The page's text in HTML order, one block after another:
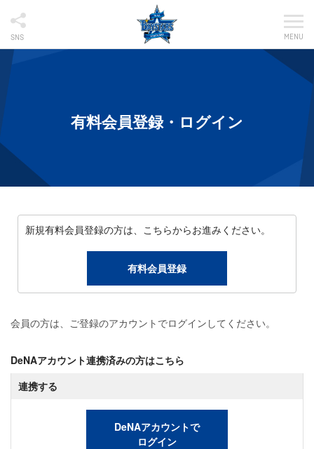
SNS MENU
有料会員登録・ログイン
新規有料会員登録の方は、こちらからお進みください。
有料会員登録
会員の方は、ご登録のアカウントでログインしてください。
DeNAアカウント連携済みの方はこちら
連携する
DeNAアカウントで
ログイン